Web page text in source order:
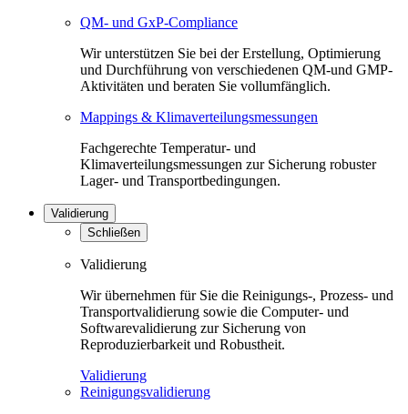
QM- und GxP-Compliance
Wir unterstützen Sie bei der Erstellung, Optimierung
und Durchführung von verschiedenen QM-und GMP-
Aktivitäten und beraten Sie vollumfänglich.
Mappings & Klimaverteilungsmessungen
Fachgerechte Temperatur- und
Klimaverteilungsmessungen zur Sicherung robuster
Lager- und Transportbedingungen.
Validierung
Schließen
Validierung
Wir übernehmen für Sie die Reinigungs-, Prozess- und
Transportvalidierung sowie die Computer- und
Softwarevalidierung zur Sicherung von
Reproduzierbarkeit und Robustheit.
Validierung
Reinigungsvalidierung